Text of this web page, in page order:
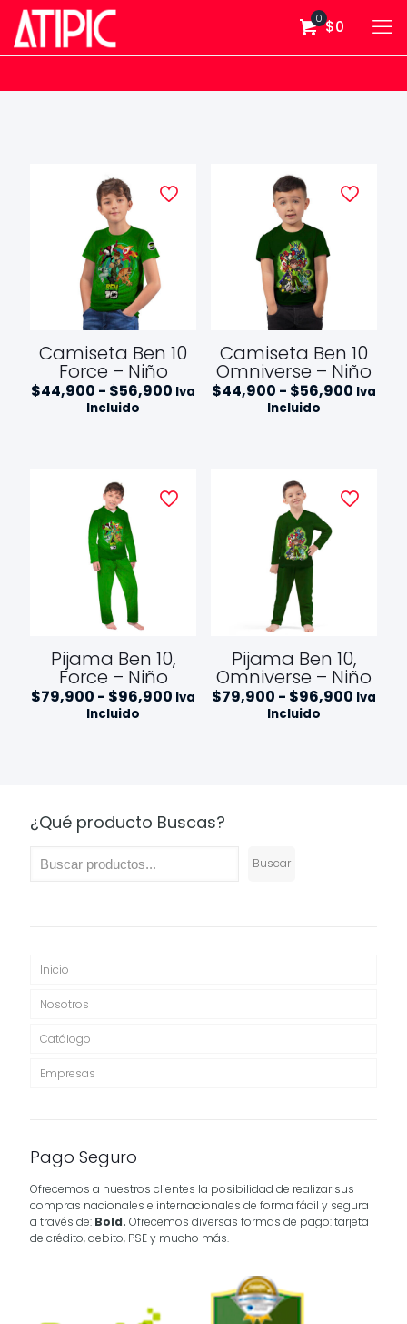
0 $0
Camiseta Ben 10
Force – Niño
$44,900 - $56,900 Rango
Iva
Incluido
Camiseta Ben 10
Omniverse – Niño
$44,900 - $56,900Rango
Iva
Incluido
Pijama Ben 10,
Force – Niño
$79,900 - $96,900 Rango
Iva
Incluido
Pijama Ben 10,
Omniverse – Niño
$79,900 - $96,900Rango
Iva
Incluido
¿Qué producto Buscas?
Buscar
Inicio
Nosotros
Catálogo
Empresas
Pago Seguro
Ofrecemos a nuestros clientes la posibilidad de realizar sus
compras nacionales e internacionales de forma fácil y segura
a través de: Bold. Ofrecemos diversas formas de pago: tarjeta
de crédito, debito, PSE y mucho más.